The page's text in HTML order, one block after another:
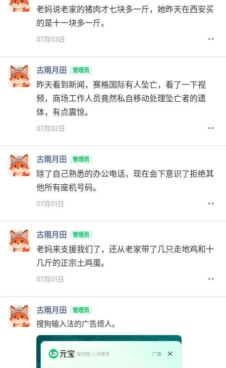
老妈说老家的猪肉才七块多一斤，她昨天在西安买
的是十一块多一斤。
07月03日 ••
古雨月田 管理员
昨天看到新闻，赛格国际有人坠亡，看了一下视
频，商场工作人员竟然私自移动处理坠亡者的遗
体，有点震惊。
07月02日 ••
古雨月田 管理员
除了自己熟悉的办公电话，现在会下意识了拒绝其
他所有座机号码。
07月01日 ••
古雨月田 管理员
老妈来支援我们了，还从老家带了几只走地鸡和十
几斤的正宗土鸡蛋。
07月01日 ••
古雨月田 管理员
搜狗输入法的广告烦人。